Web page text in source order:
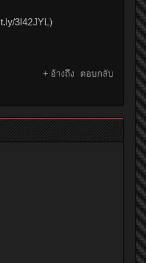
3l42JYL)
+ อ้างถึง ตอบกลับ